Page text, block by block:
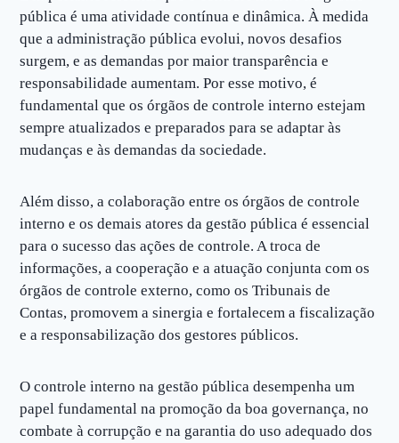
pública é uma atividade contínua e dinâmica. À medida
que a administração pública evolui, novos desafios
surgem, e as demandas por maior transparência e
responsabilidade aumentam. Por esse motivo, é
fundamental que os órgãos de controle interno estejam
sempre atualizados e preparados para se adaptar às
mudanças e às demandas da sociedade.
Além disso, a colaboração entre os órgãos de controle
interno e os demais atores da gestão pública é essencial
para o sucesso das ações de controle. A troca de
informações, a cooperação e a atuação conjunta com os
órgãos de controle externo, como os Tribunais de
Contas, promovem a sinergia e fortalecem a fiscalização
e a responsabilização dos gestores públicos.
O controle interno na gestão pública desempenha um
papel fundamental na promoção da boa governança, no
combate à corrupção e na garantia do uso adequado dos